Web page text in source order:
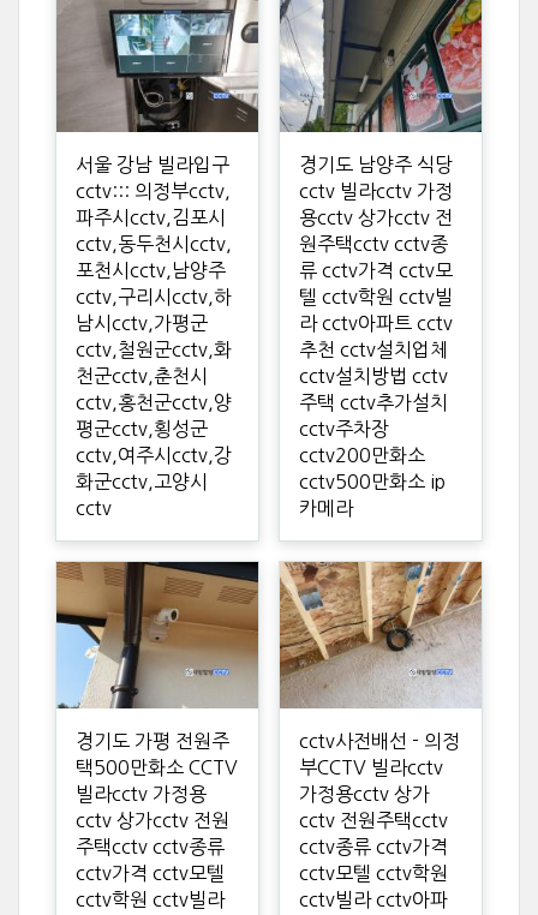
서울 강남 빌라입구
cctv::: 의정부cctv,
파주시cctv,김포시
cctv,동두천시cctv,
포천시cctv,남양주
cctv,구리시cctv,하
남시cctv,가평군
cctv,철원군cctv,화
천군cctv,춘천시
cctv,홍천군cctv,양
평군cctv,횡성군
cctv,여주시cctv,강
화군cctv,고양시
cctv
경기도 남양주 식당
cctv 빌라cctv 가정
용cctv 상가cctv 전
원주택cctv cctv종
류 cctv가격 cctv모
텔 cctv학원 cctv빌
라 cctv아파트 cctv
추천 cctv설치업체
cctv설치방법 cctv
주택 cctv추가설치
cctv주차장
cctv200만화소
cctv500만화소 ip
카메라
경기도 가평 전원주
택500만화소 CCTV
빌라cctv 가정용
cctv 상가cctv 전원
주택cctv cctv종류
cctv가격 cctv모텔
cctv학원 cctv빌라
cctv사전배선 - 의정
부CCTV 빌라cctv
가정용cctv 상가
cctv 전원주택cctv
cctv종류 cctv가격
cctv모텔 cctv학원
cctv빌라 cctv아파